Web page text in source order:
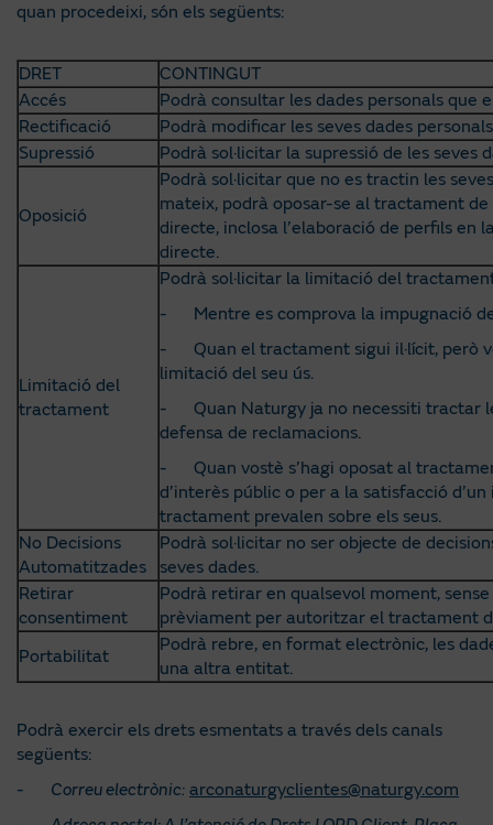
quan procedeixi, són els següents:
DRET
CONTINGUT
Accés
Podrà consultar les dades personals
Rectificació
Podrà modificar les seves dades
Supressió
Podrà sol·licitar la supressió de les seves
Oposició
Podrà sol·licitar que no es tractin les
mateix, podrà oposar-se al tractament
directe, inclosa l’elaboració de perfils en
directe.
Limitació del
tractament
Podrà sol·licitar la limitació del
- Mentre es comprova la impugnació de
- Quan el tractament sigui il·lícit, però
limitació del seu ús.
- Quan Naturgy ja no necessiti tractar
defensa de reclamacions.
- Quan vostè s’hagi oposat al
d’interès públic o per a la satisfacció
tractament prevalen sobre els seus.
No Decisions
Automatitzades
Podrà sol·licitar no ser objecte de
seves dades.
Retirar
consentiment
Podrà retirar en qualsevol moment,
prèviament per autoritzar el tractament
Portabilitat
Podrà rebre, en format electrònic, les
una altra entitat.
Podrà exercir els drets esmentats a través dels canals
següents:
- Correu electrònic: arconaturgyclientes@naturgy.com